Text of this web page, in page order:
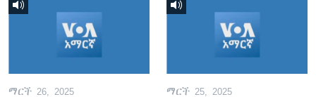
ማርች 26, 2025 ማርች 25, 2025